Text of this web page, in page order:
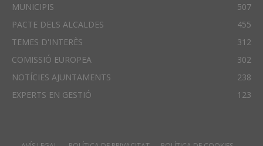
MUNICIPIS
507
PACTE DELS ALCALDES
455
TEMES D'INTERÈS
312
COMISSIÓ EUROPEA
302
NOTÍCIES AJUNTAMENTS
238
EXPERTS EN GESTIÓ
123